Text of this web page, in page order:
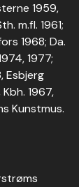
1959,
m.fl. 1961;
1968; Da.
1977;
Esbjerg
1967,
Kunstmus.